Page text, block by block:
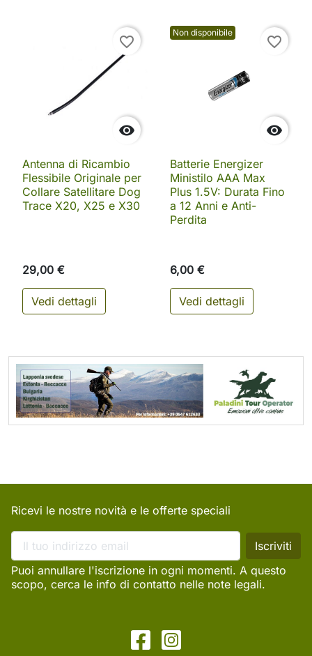

favorite_border
Antenna di Ricambio
Flessibile Originale per
Collare Satellitare Dog
Trace X20, X25 e X30
29,00 €
Vedi dettagli
Non disponibile

favorite_border
Batterie Energizer
Ministilo AAA Max
Plus 1.5V: Durata Fino
a 12 Anni e Anti-
Perdita
6,00 €
Vedi dettagli
Ricevi le nostre novità e le offerte speciali
Puoi annullare l'iscrizione in ogni momenti. A questo
scopo, cerca le info di contatto nelle note legali.